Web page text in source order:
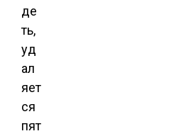
де
ть,
уд
ал
яет
ся
пят